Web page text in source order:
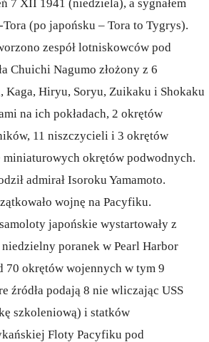
7 XII 1941 (niedziela), a sygnałem
Tora (po japońsku – Tora to Tygrys).
zespół lotniskowców pod
Chuichi Nagumo złożony z 6
Hiryu, Soryu, Zuikaku i Shokaku
na ich pokładach, 2 okrętów
11 niszczycieli i 3 okrętów
miniaturowych okrętów podwodnych.
admirał Isoroku Yamamoto.
wojnę na Pacyfiku.
japońskie wystartowały z
poranek w Pearl Harbor
70 okrętów wojennych w tym 9
źródła podają 8 nie wliczając USS
szkoleniową) i statków
Floty Pacyfiku pod